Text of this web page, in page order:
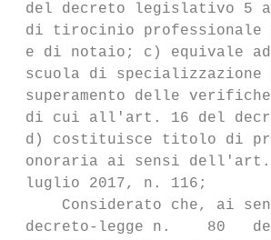
del decreto legislativo 5
di tirocinio professionale
e di notaio; c) equivale
scuola di
superamento delle
di cui all'art. 16 del
d) costituisce titolo di
onoraria ai sensi dell'art.
luglio 2017, n. 116;
Considerato che, ai
decreto-legge n.    80